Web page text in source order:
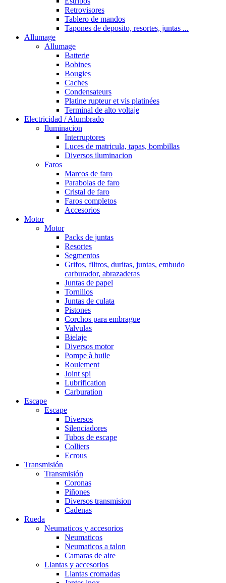
Retrovisores
Tablero de mandos
Tapones de deposito, resortes, juntas ...
Allumage
Allumage
Batterie
Bobines
Bougies
Caches
Condensateurs
Platine rupteur et vis platinées
Terminal de alto voltaje
Electricidad / Alumbrado
Iluminacion
Interruptores
Luces de matricula, tapas, bombillas
Diversos iluminacion
Faros
Marcos de faro
Parabolas de faro
Cristal de faro
Faros completos
Accesorios
Motor
Motor
Packs de juntas
Resortes
Segmentos
Grifos, filtros, duritas, juntas, embudo
carburador, abrazaderas
Juntas de papel
Tornillos
Juntas de culata
Pistones
Corchos para embrague
Valvulas
Bielaje
Diversos motor
Pompe à huile
Roulement
Joint spi
Lubrification
Carburation
Escape
Escape
Diversos
Silenciadores
Tubos de escape
Colliers
Ecrous
Transmisión
Transmisión
Coronas
Piñones
Diversos transmision
Cadenas
Rueda
Neumaticos y accesorios
Neumaticos
Neumaticos a talon
Camaras de aire
Llantas y accesorios
Llantas cromadas